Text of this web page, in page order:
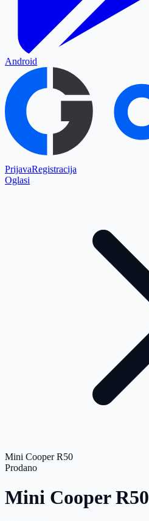
Android
PrijavaRegistracija
Oglasi
Mini Cooper R50
Prodano
Mini Cooper R50